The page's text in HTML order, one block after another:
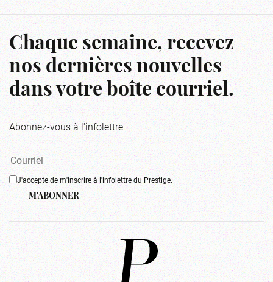
Chaque semaine, recevez
nos dernières nouvelles
dans votre boîte courriel.
Abonnez-vous à l'infolettre
J'accepte de m'inscrire à l'infolettre du Prestige.
M'ABONNER